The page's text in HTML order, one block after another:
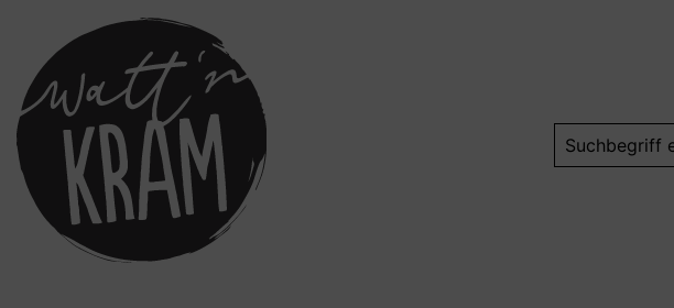
Zur Hauptnavigation springen